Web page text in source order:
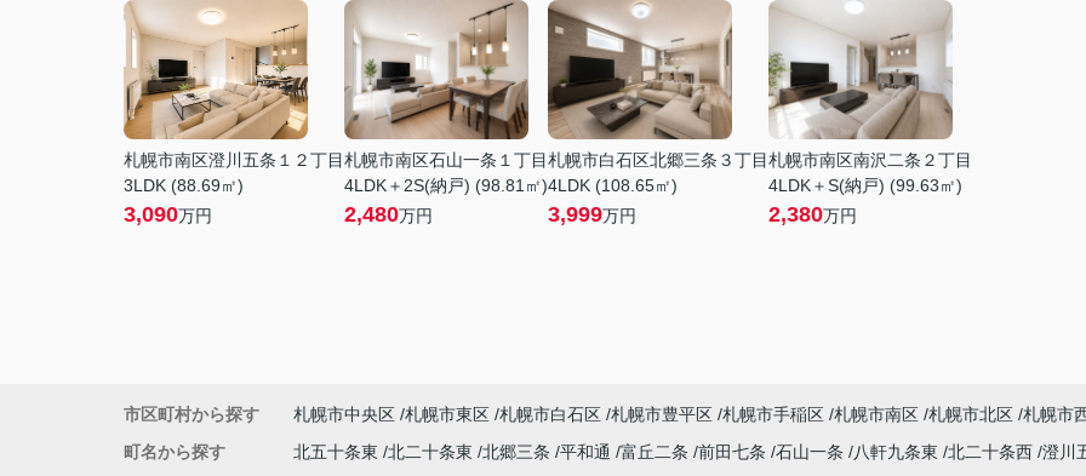
札幌市南区澄川五条１２丁目
3LDK (88.69㎡)
3,090万円
札幌市南区石山一条１丁目
4LDK＋2S(納戸) (98.81㎡)
2,480万円
札幌市白石区北郷三条３丁目
4LDK (108.65㎡)
3,999万円
札幌市南区南沢二条２丁目
4LDK＋S(納戸) (99.63㎡)
2,380万円
市区町村から探す 札幌市中央区 札幌市東区 札幌市白石区 札幌市豊平区 札幌市手稲区 札幌市南区 札幌市北区 札幌市
町名から探す
北五十条東 北二十条東 北郷三条 平和通 富丘二条 前田七条 石山一条 八軒九条東 北二十条西 澄川